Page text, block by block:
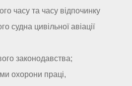
часу та часу відпочинку
судна цивільної авіації
законодавства;
охорони праці,